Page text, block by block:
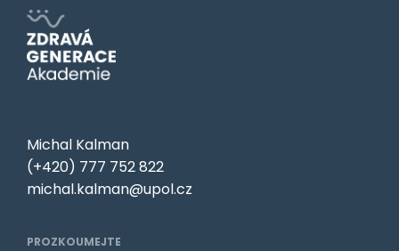
Michal Kalman
(+420) 777 752 822
michal.kalman@upol.cz
PROZKOUMEJTE